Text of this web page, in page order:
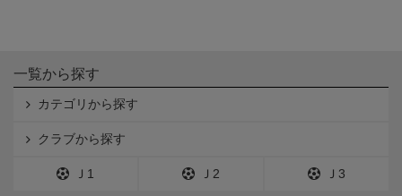
一覧から探す
カテゴリから探す
クラブから探す
Ｊ1 Ｊ2 Ｊ3